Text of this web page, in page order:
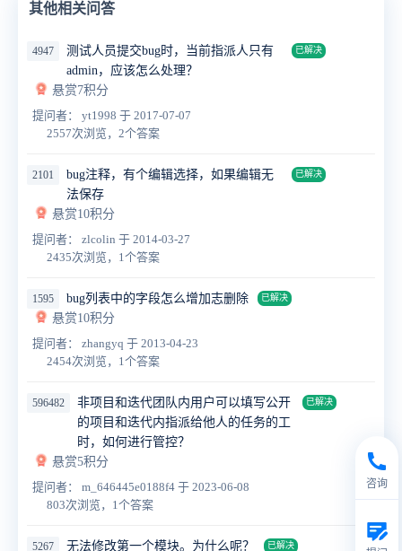
其他相关问答
4947
测试人员提交bug时，当前指派人只有
admin，应该怎么处理？
已解决
悬赏7积分
提问者： yt1998 于 2017-07-07
2557次浏览，2个答案
2101
bug注释，有个编辑选择，如果编辑无
法保存
已解决
悬赏10积分
提问者： zlcolin 于 2014-03-27
2435次浏览，1个答案
1595 bug列表中的字段怎么增加志删除 已解决
悬赏10积分
提问者： zhangyq 于 2013-04-23
2454次浏览，1个答案
596482
非项目和迭代团队内用户可以填写公开
的项目和迭代内指派给他人的任务的工
时，如何进行管控？
已解决
悬赏5积分
提问者： m_646445e0188f4 于 2023-06-08
803次浏览，1个答案
5267 无法修改第一个模块。为什么呢？ 已解决
咨询